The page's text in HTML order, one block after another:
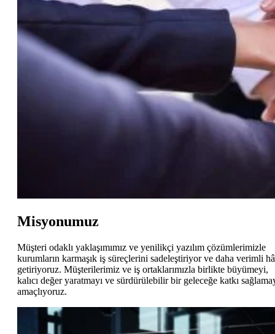
Misyonumuz
Müşteri odaklı yaklaşımımız ve yenilikçi yazılım çözümlerimizle
kurumların karmaşık iş süreçlerini sadeleştiriyor ve daha verimli
getiriyoruz. Müşterilerimiz ve iş ortaklarımızla birlikte büyümeyi,
kalıcı değer yaratmayı ve sürdürülebilir bir geleceğe katkı
amaçlıyoruz.